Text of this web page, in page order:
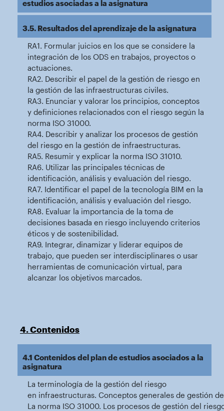
estudios asociadas a la asignatura
3.5. Resultados del aprendizaje de la asignatura
RA1. Formular juicios en los que se considere la
integración de los ODS en trabajos, proyectos o
actuaciones.
RA2. Describir el papel de la gestión de riesgo en
la gestión de las infraestructuras civiles.
RA3. Enunciar y valorar los principios, conceptos
y definiciones relacionados con el riesgo según la
norma ISO 31000.
RA4. Describir y analizar los procesos de gestión
del riesgo en la gestión de infraestructuras.
RA5. Resumir y explicar la norma ISO 31010.
RA6. Utilizar las principales técnicas de
identificación, análisis y evaluación del riesgo.
RA7. Identificar el papel de la tecnología BIM en la
identificación, análisis y evaluación del riesgo.
RA8. Evaluar la importancia de la toma de
decisiones basada en riesgo incluyendo criterios
éticos y de sostenibilidad.
RA9. Integrar, dinamizar y liderar equipos de
trabajo, que pueden ser interdisciplinares o usar
herramientas de comunicación virtual, para
alcanzar los objetivos marcados.
4. Contenidos
4.1 Contenidos del plan de estudios asociados a la
asignatura
La terminología de la gestión del riesgo
en infraestructuras. Conceptos generales de gestión
La norma ISO 31000. Los procesos de gestión del